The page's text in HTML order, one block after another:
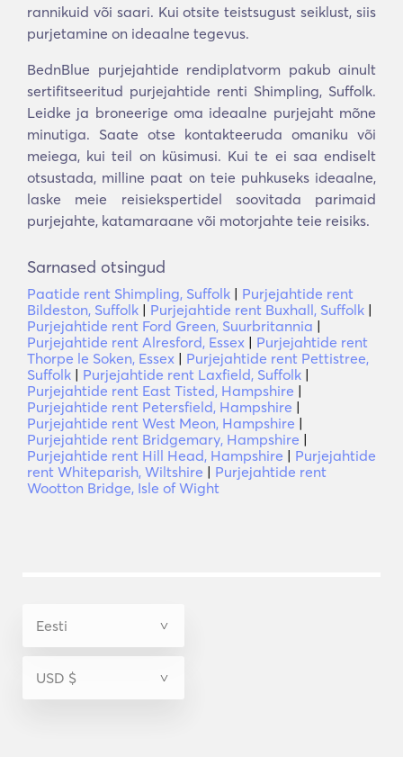
rannikuid või saari. Kui otsite teistsugust seiklust, siis
purjetamine on ideaalne tegevus.
BednBlue purjejahtide rendiplatvorm pakub ainult
sertifitseeritud purjejahtide renti Shimpling, Suffolk.
Leidke ja broneerige oma ideaalne purjejaht mõne
minutiga. Saate otse kontakteeruda omaniku või
meiega, kui teil on küsimusi. Kui te ei saa endiselt
otsustada, milline paat on teie puhkuseks ideaalne,
laske meie reisiekspertidel soovitada parimaid
purjejahte, katamaraane või motorjahte teie reisiks.
Sarnased otsingud
Paatide rent Shimpling, Suffolk | Purjejahtide rent
Bildeston, Suffolk | Purjejahtide rent Buxhall, Suffolk |
Purjejahtide rent Ford Green, Suurbritannia |
Purjejahtide rent Alresford, Essex | Purjejahtide rent
Thorpe le Soken, Essex | Purjejahtide rent Pettistree,
Suffolk | Purjejahtide rent Laxfield, Suffolk |
Purjejahtide rent East Tisted, Hampshire |
Purjejahtide rent Petersfield, Hampshire |
Purjejahtide rent West Meon, Hampshire |
Purjejahtide rent Bridgemary, Hampshire |
Purjejahtide rent Hill Head, Hampshire | Purjejahtide
rent Whiteparish, Wiltshire | Purjejahtide rent
Wootton Bridge, Isle of Wight